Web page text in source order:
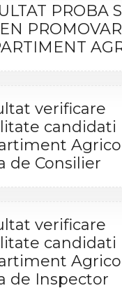
PROBA
verificare
candidati
de Consilier
verificare
candidati
de Inspector